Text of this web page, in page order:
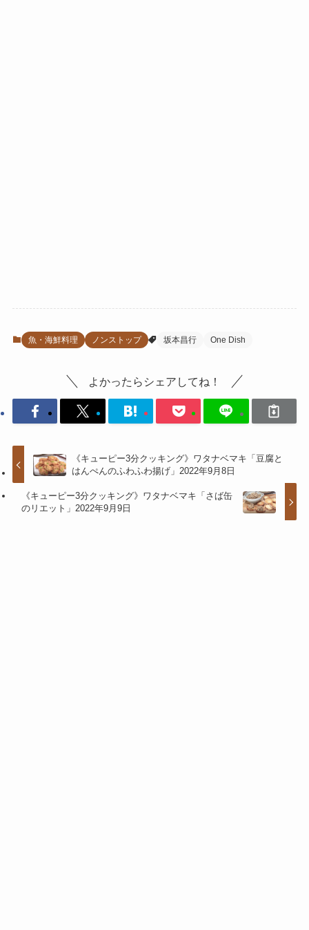
魚・海鮮料理 ノンストップ 坂本昌行 One Dish
よかったらシェアしてね！
《キューピー3分クッキング》ワタナベマキ「豆腐と
はんぺんのふわふわ揚げ」2022年9月8日
《キューピー3分クッキング》ワタナベマキ「さば缶
のリエット」2022年9月9日